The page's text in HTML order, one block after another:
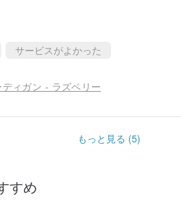
サービスがよかった
ィガン - ラズベリー
もっと見る (5)
すめ